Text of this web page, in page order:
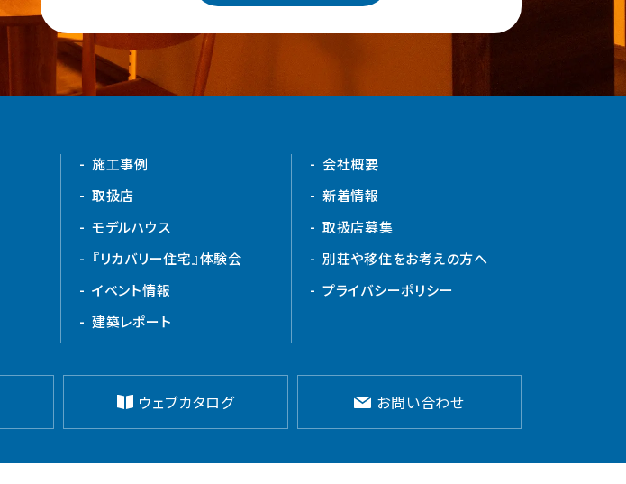
施工事例
取扱店
モデルハウス
『リカバリー住宅』体験会
イベント情報
建築レポート
会社概要
新着情報
取扱店募集
別荘や移住をお考えの方へ
プライバシーポリシー
ウェブカタログ お問い合わせ